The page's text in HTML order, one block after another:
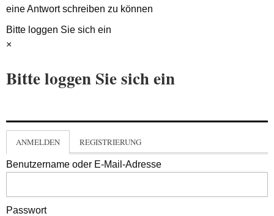
eine Antwort schreiben zu können
Bitte loggen Sie sich ein
×
Bitte loggen Sie sich ein
ANMELDEN REGISTRIERUNG
Benutzername oder E-Mail-Adresse
Passwort